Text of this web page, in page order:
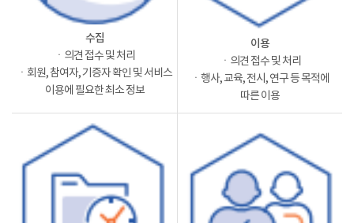
수집
ㆍ의견 접수 및 처리
ㆍ회원, 참여자, 기증자 확인 및 서비스
이용에 필요한 최소 정보
이용
ㆍ의견 접수 및 처리
ㆍ행사, 교육, 전시, 연구 등 목적에
따른 이용